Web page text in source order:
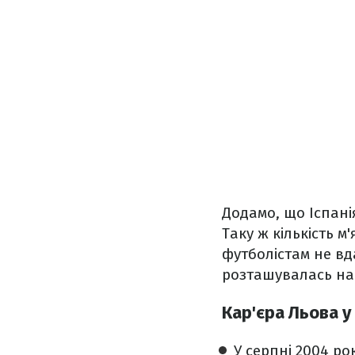
Додамо, що
Таку ж кількість
футболістам не
розташувалась на
Кар'єра Льова у
У серпні 2004